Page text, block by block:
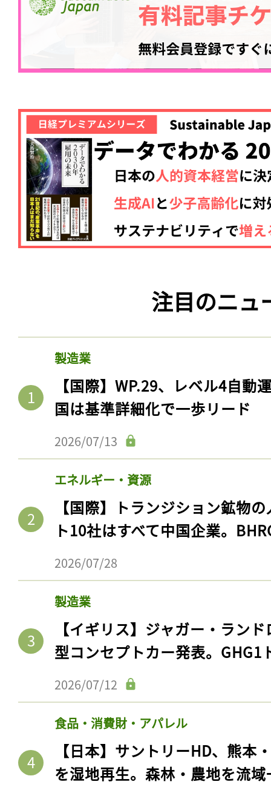
注目のニュ
製造業
【国際】WP.29、レベル4自動
国は基準詳細化で一歩リード
2026/07/13
エネルギー・資源
【国際】トランジション鉱物
ト10社はすべて中国企業。
2026/07/28
製造業
【イギリス】ジャガー・ラン
型コンセプトカー発表。GHG1
2026/07/12
食品・消費財・アパレル
【日本】サントリーHD、熊本
を湿地再生。森林・農地を流